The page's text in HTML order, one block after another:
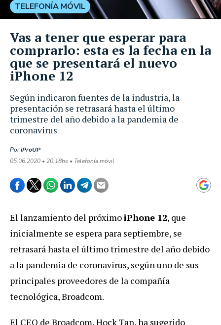
Según indicaron fuentes de la industria, la
presentación se retrasará hasta el último
trimestre del año debido a la pandemia de
coronavirus
PoriProUP
05.06.2020 • 20:18hs • Telefonía móvil
TELEFONÍA MÓVIL
Vas a tener que esperar para
comprarlo: esta es la fecha en la
que se presentará el nuevo
iPhone 12
El lanzamiento del próximoiPhone 12, que
inicialmente se espera para septiembre, se
retrasará hasta el último trimestre del año debido
a la pandemia de coronavirus, según uno de sus
principales proveedores de la compañía
tecnológica, Broadcom.
El CEO de Broadcom, Hock Tan, ha sugerido